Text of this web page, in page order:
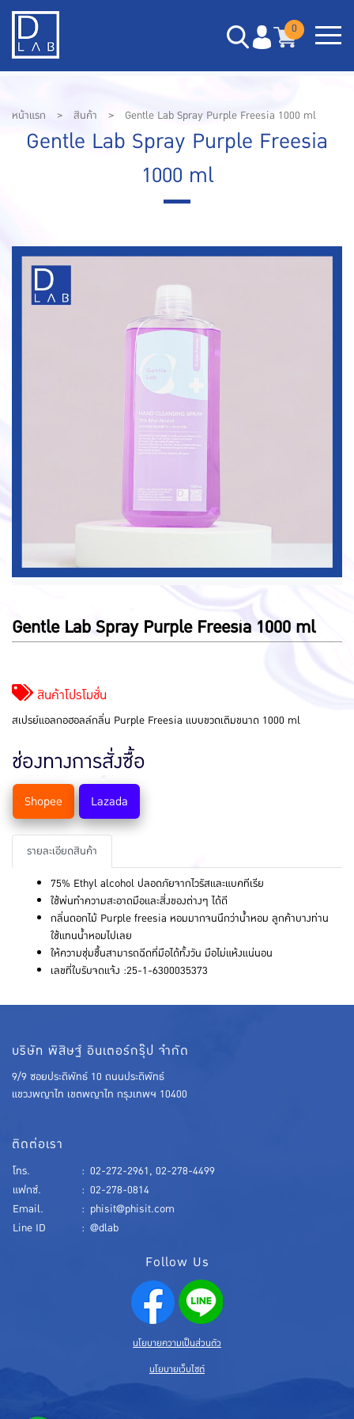
0
หน้าแรก > สินค้า > Gentle Lab Spray Purple Freesia 1000 ml
Gentle Lab Spray Purple Freesia
1000 ml
Gentle Lab Spray Purple Freesia 1000 ml
สินค้าโปรโมชั่น
สเปรย์แอลกอฮอลล์กลิ่น Purple Freesia แบบขวดเติมขนาด 1000 ml
ช่องทางการสั่งซื้อ
Shopee Lazada
รายละเอียดสินค้า
75% Ethyl alcohol ปลอดภัยจากไวรัสและแบคทีเรีย
ใช้พ่นทำความสะอาดมือและสิ่งของต่างๆ ได้ดี
กลิ่นดอกไม้ Purple freesia หอมมากจนนึกว่านํ้าหอม ลูกค้าบางท่าน
ใช้แทนนํ้าหอมไปเลย
ให้ความชุ่มชื้นสามารถฉีดที่มือได้ทั้งวัน มือไม่แห้งแน่นอน
เลขที่ใบรับจดแจ้ง :25-1-6300035373
บริษัท พิสิษฐ์ อินเตอร์กรุ๊ป จำกัด
9/9 ซอยประดิพัทธ์ 10 ถนนประดิพัทธ์
แขวงพญาไท เขตพญาไท กรุงเทพฯ 10400
ติดต่อเรา
โทร. : 02-272-2961, 02-278-4499
แฟกซ์.
: 02-278-0814
Email.
: phisit@phisit.com
Line ID
: @dlab
Follow Us
นโยบายความเป็นส่วนตัว
นโยบายเว็บไซต์